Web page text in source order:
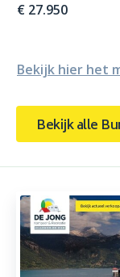
€ 27.950
Bekijk hier het
Bekijk alle